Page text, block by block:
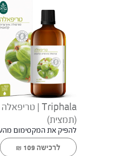
Triphala | טריפאלה
(תמצית)
להפיק את המקסימום
לרכישה
₪ 109